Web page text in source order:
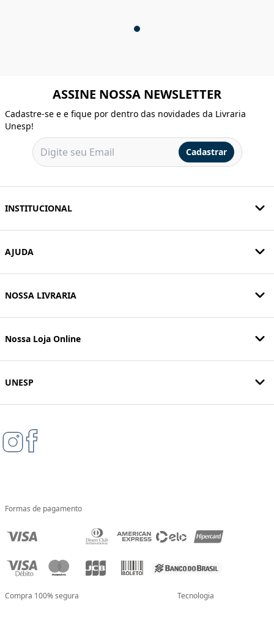
ASSINE NOSSA NEWSLETTER
Cadastre-se e e fique por dentro das novidades da Livraria
Unesp!
Cadastrar
INSTITUCIONAL
AJUDA
NOSSA LIVRARIA
Nossa Loja Online
UNESP
Formas de pagamento
Compra 100% segura Tecnologia